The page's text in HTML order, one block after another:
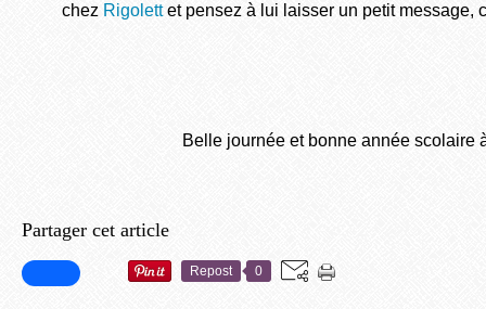
chez Rigolettet pensez à lui laisser un petit message,
Belle journée et bonne année scolaire
Partager cet article
Repost 0